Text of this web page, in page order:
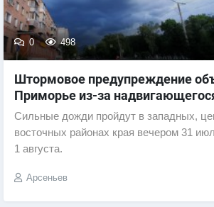
0 498
Штормовое предупреждение
Приморье из-за
Сильные дожди пройдут в западных,
восточных районах края вечером 31
1 августа.
Арсеньев